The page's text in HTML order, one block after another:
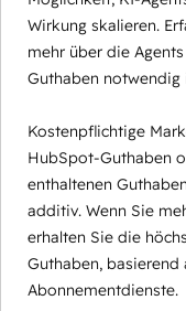
Wirkung skalieren.
mehr über die
Guthaben notwendig
Kostenpflichtige
HubSpot-Guthaben
enthaltenen
additiv. Wenn Sie
erhalten Sie die
Guthaben,
Abonnementdienste.